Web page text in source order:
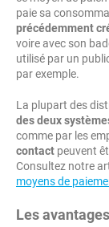
paie sa
précédemment
voire avec son
utilisé par un
par exemple.
La plupart des
des deux
comme par les
contact peuvent
Consultez notre
moyens de
Les